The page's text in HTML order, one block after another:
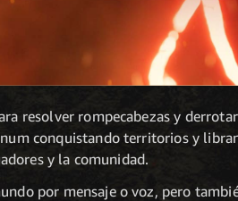
resolver rompecabezas y
conquistando territorios y
y la comunidad.
por mensaje o voz, pero